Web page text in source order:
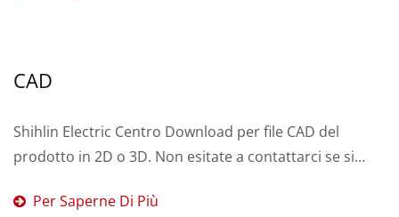
CAD
Shihlin Electric Centro Download per file CAD del
prodotto in 2D o 3D. Non esitate a contattarci se si
Per Saperne Di Più